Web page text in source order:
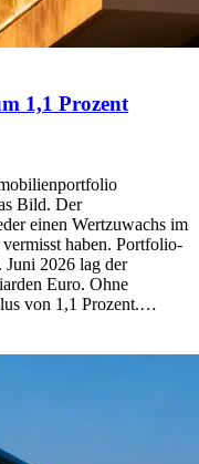
1,1 Prozent
Bild. Der
einen Wertzuwachs im
haben. Portfolio-
2026 lag der
Euro. Ohne
von 1,1 Prozent.…